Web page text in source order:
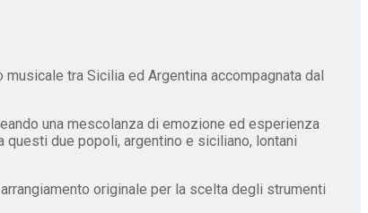
musicale tra Sicilia ed Argentina accompagnata dal
una mescolanza di emozione ed esperienza
due popoli, argentino e siciliano, lontani
originale per la scelta degli strumenti